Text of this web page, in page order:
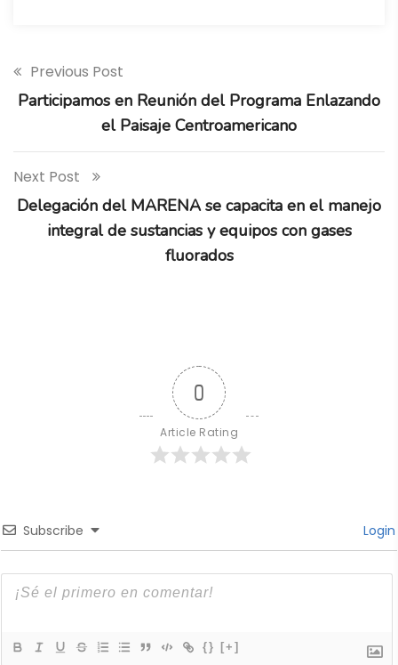
Previous Post
Participamos en Reunión del Programa Enlazando
el Paisaje Centroamericano
Next Post
Delegación del MARENA se capacita en el manejo
integral de sustancias y equipos con gases
fluorados
0
Article Rating
Subscribe Login
{} [+]